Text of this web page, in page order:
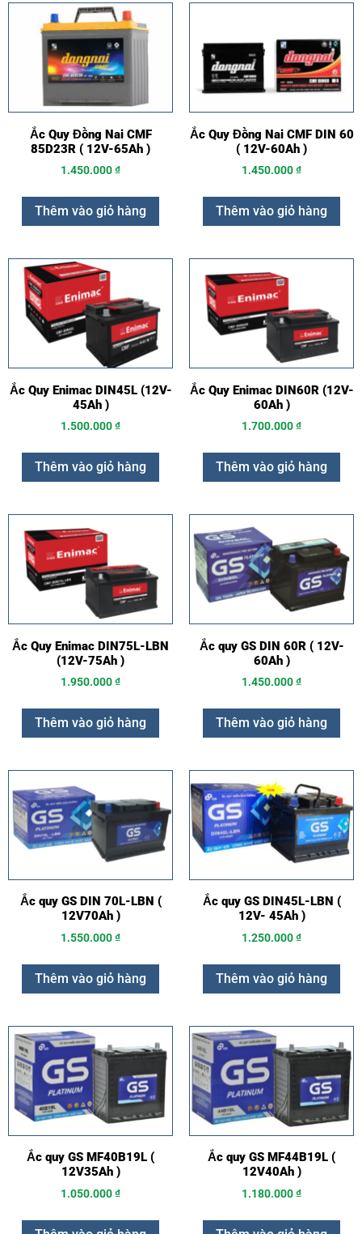
Ắc Quy Đồng Nai CMF
85D23R ( 12V-65Ah )
1.450.000₫
Thêm vào giỏ hàng
Ắc Quy Đồng Nai CMF DIN 60
( 12V-60Ah )
1.450.000₫
Thêm vào giỏ hàng
Ắc Quy Enimac DIN45L (12V-
45Ah )
1.500.000₫
Thêm vào giỏ hàng
Ắc Quy Enimac DIN60R (12V-
60Ah )
1.700.000₫
Thêm vào giỏ hàng
Ắc Quy Enimac DIN75L-LBN
(12V-75Ah )
1.950.000₫
Thêm vào giỏ hàng
Ắc quy GS DIN 60R ( 12V-
60Ah )
1.450.000₫
Thêm vào giỏ hàng
Ắc quy GS DIN 70L-LBN (
12V70Ah )
1.550.000₫
Thêm vào giỏ hàng
Ắc quy GS DIN45L-LBN (
12V- 45Ah )
1.250.000₫
Thêm vào giỏ hàng
Ắc quy GS MF40B19L (
12V35Ah )
1.050.000₫
Ắc quy GS MF44B19L (
12V40Ah )
1.180.000₫